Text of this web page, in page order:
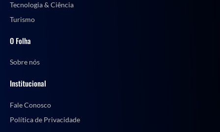
Tecnologia & Ciência
Turismo
O Folha
Sobre nós
Institucional
Fale Conosco
Política de Privacidade